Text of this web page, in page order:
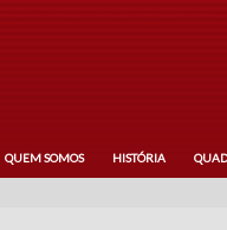
QUEM SOMOS HISTÓRIA